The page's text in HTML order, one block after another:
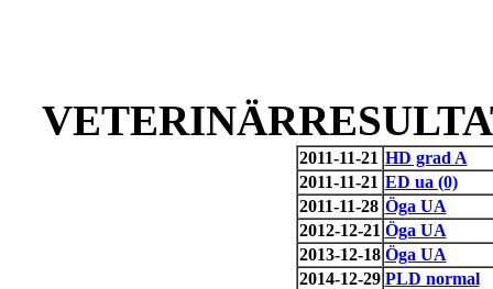
2011-11-21 HD grad A
2011-11-21 ED ua (0)
2011-11-28 Öga UA
2012-12-21 Öga UA
2013-12-18 Öga UA
2014-12-29 PLD normal